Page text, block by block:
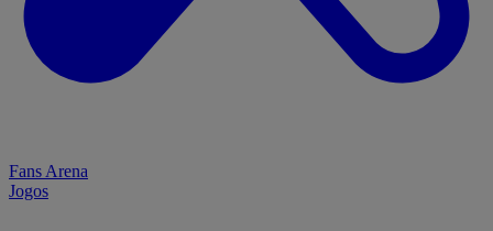
Fans Arena
Jogos